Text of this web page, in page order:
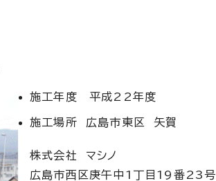
施工年度 平成22年度
施工場所 広島市東区 矢賀
株式会社 マシノ
広島市西区庚午中1丁目19番23号